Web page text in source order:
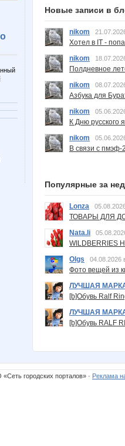
Новые записи в
nikom
Хотел в IT -
nikom
Полдневное
nikom
Азбука для
nikom
К Дню русского
nikom
В связи с пмэф-
Популярные за
Lonza
ТОВАРЫ ДЛЯ
Nata.li
Olgs
04.08.2026
Фото вещей из
ЛУЧШАЯ
[b]Обувь Ralf
ЛУЧШАЯ
[b]Обувь RALF
городских порталов» · Реклама